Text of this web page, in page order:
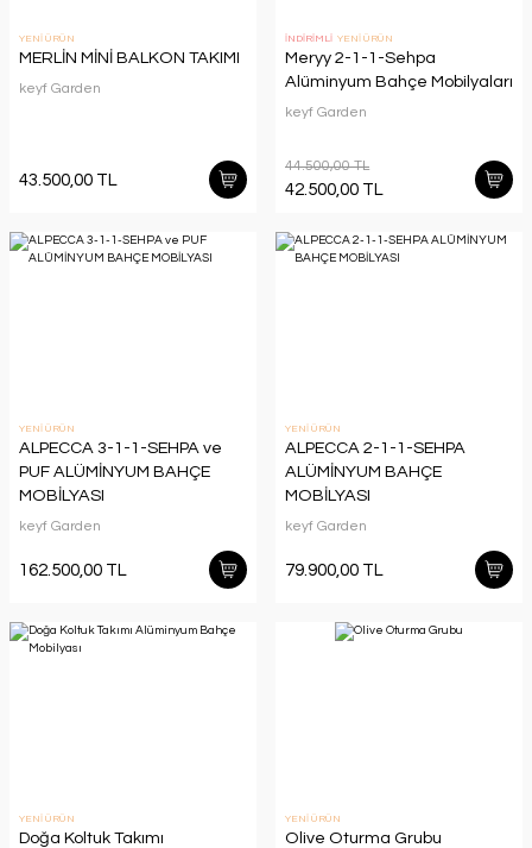
YENİ ÜRÜN
MERLİN MİNİ BALKON TAKIMI
keyf Garden
43.500,00 TL
İNDİRİMLİ YENİ ÜRÜN
Meryy 2-1-1-Sehpa
Alüminyum Bahçe Mobilyaları
keyf Garden
44.500,00 TL
42.500,00 TL
YENİ ÜRÜN
ALPECCA 3-1-1-SEHPA ve
PUF ALÜMİNYUM BAHÇE
MOBİLYASI
keyf Garden
162.500,00 TL
YENİ ÜRÜN
ALPECCA 2-1-1-SEHPA
ALÜMİNYUM BAHÇE
MOBİLYASI
keyf Garden
79.900,00 TL
YENİ ÜRÜN
Doğa Koltuk Takımı
YENİ ÜRÜN
Olive Oturma Grubu